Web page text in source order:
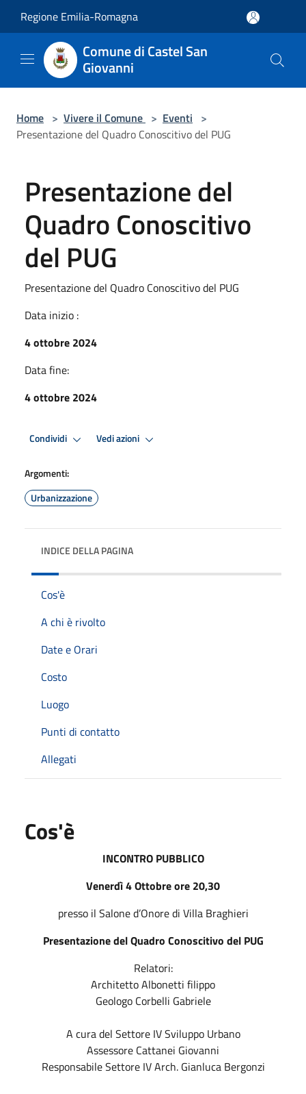
Regione Emilia-Romagna
Comune di Castel San
Giovanni
Home > Vivere il Comune > Eventi >
Presentazione del Quadro Conoscitivo del PUG
Presentazione del
Quadro Conoscitivo
del PUG
Presentazione del Quadro Conoscitivo del PUG
Data inizio :
4 ottobre 2024
Data fine:
4 ottobre 2024
Condividi Vedi azioni
Argomenti:
Urbanizzazione
INDICE DELLA PAGINA
Cos'è
A chi è rivolto
Date e Orari
Costo
Luogo
Punti di contatto
Allegati
Cos'è
INCONTRO PUBBLICO
Venerdì 4 Ottobre ore 20,30
presso il Salone d’Onore di Villa Braghieri
Presentazione del Quadro Conoscitivo del PUG
Relatori:
Architetto Albonetti filippo
Geologo Corbelli Gabriele
A cura del Settore IV Sviluppo Urbano
Assessore Cattanei Giovanni
Responsabile Settore IV Arch. Gianluca Bergonzi